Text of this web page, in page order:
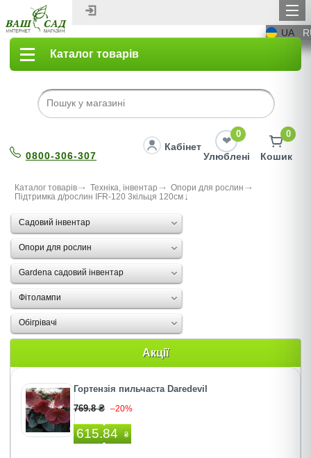
UA
Каталог товарів
0800-306-307
Кабінет
0
Улюблені
0
Кошик
Каталог товарів Техніка, інвентар
Опори для рослин
Підтримка д/рослин IFR-120 3кільця 120см
Садовий інвентар
Опори для рослин
Gardena садовий інвентар
Фітолампи
Oбігрівачі
Акції
Гортензія пильчаста Daredevil
769.8 ₴ –20%
615.84 ₴